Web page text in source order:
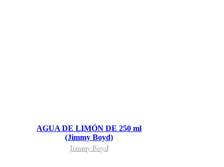
AGUA DE LIMÓN DE 250 ml
(Jimmy Boyd)
Jimmy Boyd